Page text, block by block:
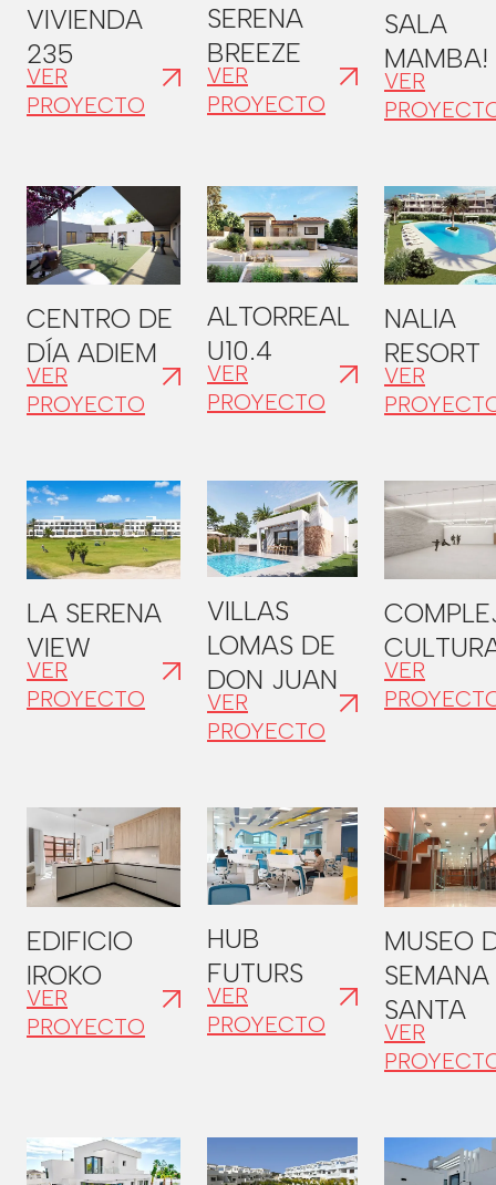
VIVIENDA
235
VER
PROYECTO
SERENA
BREEZE
VER
PROYECTO
SALA
MAMBA!
VER
CENTRO DE
DÍA ADIEM
VER
PROYECTO
ALTORREAL
U10.4
VER
PROYECTO
NALIA
RESORT
VER
LA SERENA
VIEW
VER
PROYECTO
VILLAS
LOMAS DE
DON JUAN
VER
PROYECTO
VER
EDIFICIO
IROKO
VER
PROYECTO
HUB
FUTURS
VER
PROYECTO
MUSEO
SEMANA
SANTA
VER